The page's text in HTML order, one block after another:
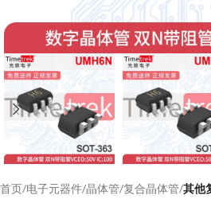
首页 电子元器件 晶体管 复合晶体管 其他